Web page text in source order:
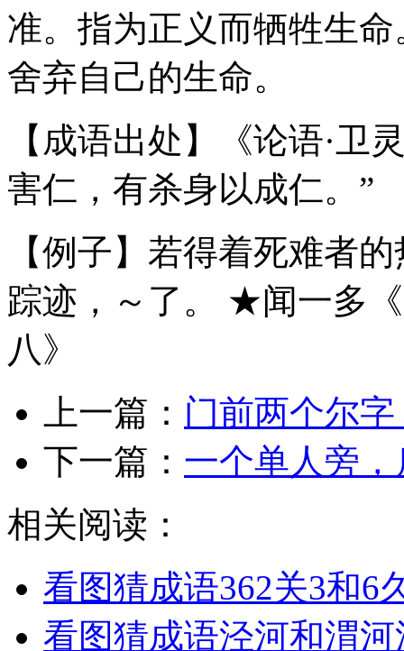
准。指为正义而牺牲生
舍弃自己的生命。
【成语出处】《论语·卫
害仁，有杀身以成仁。”
【例子】若得着死难者
踪迹，～了。 ★闻一多
八》
上一篇： 门前两个尔
下一篇： 一个单人旁
相关阅读：
看图猜成语362关3和6
看图猜成语泾河和渭